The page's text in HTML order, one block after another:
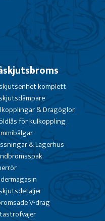
komplett
& Dragöglor
för kulkoppling
& Lagerhus
V-drag